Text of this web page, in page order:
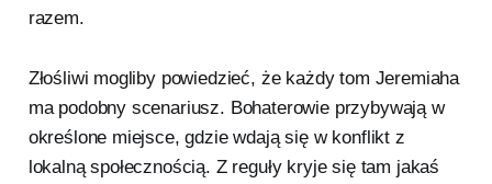
razem.
Złośliwi mogliby powiedzieć, że każdy tom Jeremiaha
ma podobny scenariusz. Bohaterowie przybywają w
określone miejsce, gdzie wdają się w konflikt z
lokalną społecznością. Z reguły kryje się tam jakaś